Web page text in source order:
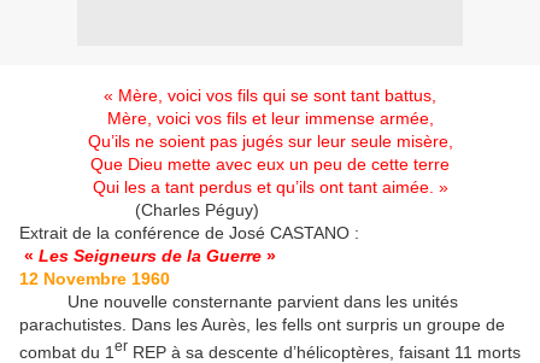
« Mère, voici vos fils qui se sont tant battus,
Mère, voici vos fils et leur immense armée,
Qu’ils ne soient pas jugés sur leur seule misère,
Que Dieu mette avec eux un peu de cette terre
Qui les a tant perdus et qu’ils ont tant aimée. »
(Charles Péguy)
Extrait de la conférence de José CASTANO :
« Les Seigneurs de la Guerre »
12 Novembre 1960
Une nouvelle consternante parvient dans les unités
parachutistes. Dans les Aurès, les fells ont surpris un groupe de
combat du 1 er REP à sa descente d’hélicoptères, faisant 11 morts